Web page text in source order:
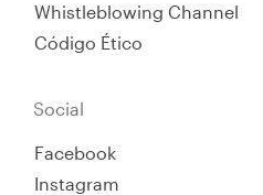
Whistleblowing Channel
Código Ético
Social
Facebook
Instagram